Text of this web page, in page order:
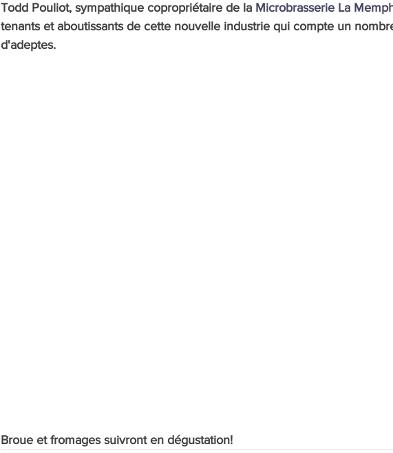
Todd Pouliot, sympathique copropriétaire de la Microbrasserie La
tenants et aboutissants de cette nouvelle industrie qui compte un
d'adeptes.
Broue et fromages suivront en dégustation!